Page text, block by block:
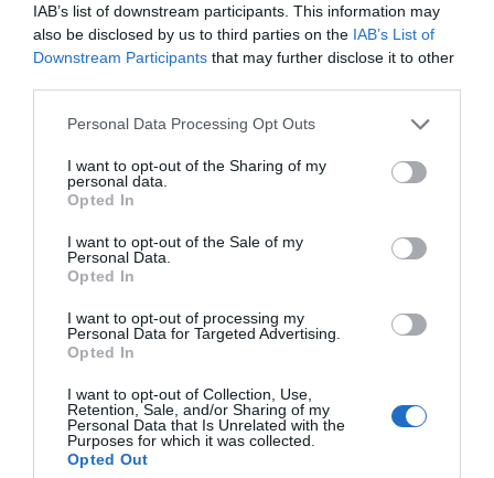
IAB’s list of downstream participants. This information may
also be disclosed by us to third parties on the IAB’s List of
Downstream Participants that may further disclose it to other
Personal Data Processing Opt Outs
I want to opt-out of the Sharing of my
personal data.
Opted In
I want to opt-out of the Sale of my
Personal Data.
Opted In
I want to opt-out of processing my
Personal Data for Targeted Advertising.
Opted In
I want to opt-out of Collection, Use,
Retention, Sale, and/or Sharing of my
Personal Data that Is Unrelated with the
Purposes for which it was collected.
Opted Out
Metropolitan
2Playbook Club 2P